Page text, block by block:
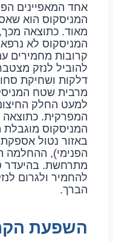
אחד המאפיינים
המניסקוס הוא
מאוד. כתוצאה
המניסקוס לא
קרובות מחמירים
להוביל לנזק
דלקות ושחיקת
מרבית שטח
למעט החלק
המפרקית. כתוצאה
המניסקוס
באזור נטול
הפנימי), ההחלמה
מתרחשת. בהיעדר
להחמיר ולגרום
הברך.
השפעת